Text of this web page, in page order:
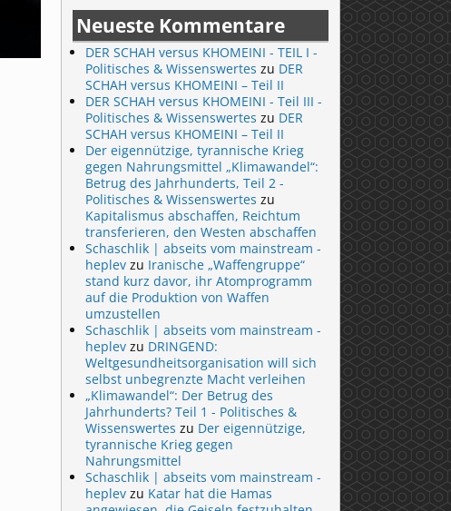
Neueste Kommentare
DER SCHAH versus KHOMEINI - TEIL I -
Politisches & Wissenswertes zu DER
SCHAH versus KHOMEINI – Teil II
DER SCHAH versus KHOMEINI - Teil III -
Politisches & Wissenswertes zu DER
SCHAH versus KHOMEINI – Teil II
Der eigennützige, tyrannische Krieg
gegen Nahrungsmittel „Klimawandel“:
Betrug des Jahrhunderts, Teil 2 -
Politisches & Wissenswertes zu
Kapitalismus abschaffen, Reichtum
transferieren, den Westen abschaffen
Schaschlik | abseits vom mainstream -
heplev zu Iranische „Waffengruppe“
stand kurz davor, ihr Atomprogramm
auf die Produktion von Waffen
umzustellen
Schaschlik | abseits vom mainstream -
heplev zu DRINGEND:
Weltgesundheitsorganisation will sich
selbst unbegrenzte Macht verleihen
„Klimawandel“: Der Betrug des
Jahrhunderts? Teil 1 - Politisches &
Wissenswertes zu Der eigennützige,
tyrannische Krieg gegen
Nahrungsmittel
Schaschlik | abseits vom mainstream -
heplev zu Katar hat die Hamas